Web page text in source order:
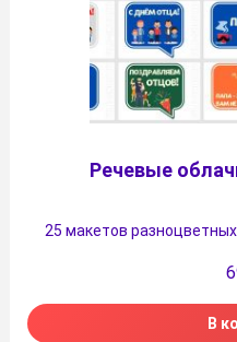
Речевые
25 макетов
В